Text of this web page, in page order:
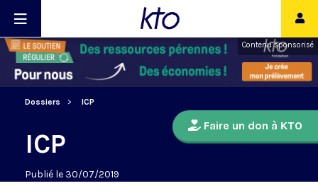
Contenu sponsorisé
Dossiers ICP
Faire un don à KTO
ICP
Publié le 30/07/2019